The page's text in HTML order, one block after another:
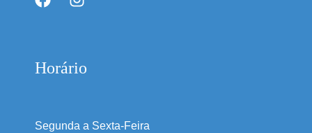
Horário
Segunda a Sexta-Feira